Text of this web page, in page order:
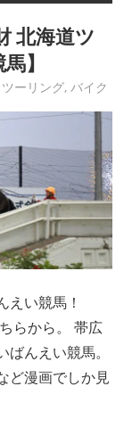
北海道ツ
】
ツーリング,バイク
えい競馬！
らから。 帯広
んえい競馬。
ど漫画でしか見